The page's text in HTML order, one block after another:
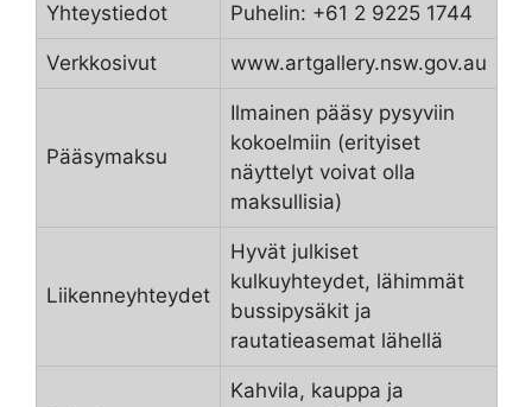
Yhteystiedot Puhelin: +61 2 9225 1744
Verkkosivut www.artgallery.nsw.gov.au
Pääsymaksu
Ilmainen pääsy pysyviin
kokoelmiin (erityiset
näyttelyt voivat olla
maksullisia)
Liikenneyhteydet
Hyvät julkiset
kulkuyhteydet, lähimmät
bussipysäkit ja
rautatieasemat lähellä
Kahvila, kauppa ja